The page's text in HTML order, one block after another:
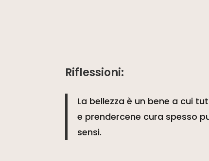
Riflessioni:
La bellezza è un bene a cui
e prendercene cura spesso
sensi.